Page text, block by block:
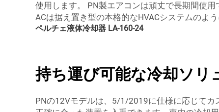
使用します。 PN製エアコンは頑丈で長期間使
ACは据え置き型の本格的なHVACシステムのよ
ペルチェ液体冷却器 LA-160-24
持ち運び可能な冷却ソリ
PNの12Vモデルは、5/1/2019に仕様に応じてカ